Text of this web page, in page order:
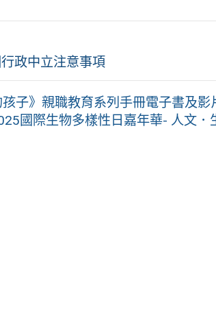
政中立注意事項
子》親職教育系列手冊電子書及影
國際生物多樣性日嘉年華- 人文．